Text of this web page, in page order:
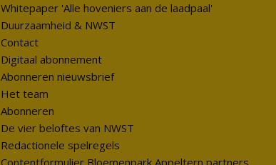
Whitepaper 'Alle hoveniers aan de laadpaal'
Duurzaamheid & NWST
Contact
Digitaal abonnement
Abonneren nieuwsbrief
Het team
Abonneren
De vier beloftes van NWST
Redactionele spelregels
Contentformulier Bloemenpark Appeltern partners